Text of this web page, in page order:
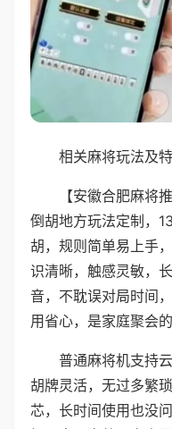
相关麻将玩法及
【安徽合肥麻将
倒胡地方玩法定制，
胡，规则简单易上手
识清晰，触感灵敏，
音，不耽误对局时间
用省心，是家庭聚会的
普通麻将机支持
胡牌灵活，无过多繁
芯，长时间使用也没